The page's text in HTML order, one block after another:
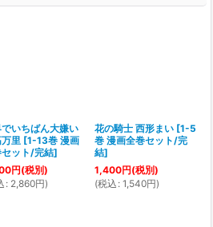
いちばん大嫌い
里 [1-13巻 漫画
ット/完結]
円(税別)
: 2,860円)
花の騎士 西形まい [1-5
巻 漫画全巻セット/完
結]
1,400円(税別)
(税込 : 1,540円)